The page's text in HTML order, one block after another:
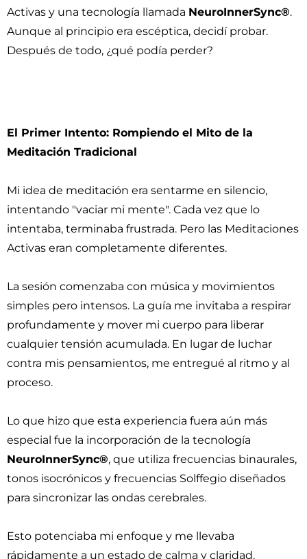
Activas y una tecnología llamada NeuroInnerSync®.
Aunque al principio era escéptica, decidí probar.
Después de todo, ¿qué podía perder?
El Primer Intento: Rompiendo el Mito de la
Meditación Tradicional
Mi idea de meditación era sentarme en silencio,
intentando "vaciar mi mente". Cada vez que lo
intentaba, terminaba frustrada. Pero las Meditaciones
Activas eran completamente diferentes.
La sesión comenzaba con música y movimientos
simples pero intensos. La guía me invitaba a respirar
profundamente y mover mi cuerpo para liberar
cualquier tensión acumulada. En lugar de luchar
contra mis pensamientos, me entregué al ritmo y al
proceso.
Lo que hizo que esta experiencia fuera aún más
especial fue la incorporación de la tecnología
NeuroInnerSync®, que utiliza frecuencias binaurales,
tonos isocrónicos y frecuencias Solffegio diseñados
para sincronizar las ondas cerebrales.
Esto potenciaba mi enfoque y me llevaba
rápidamente a un estado de calma y claridad.